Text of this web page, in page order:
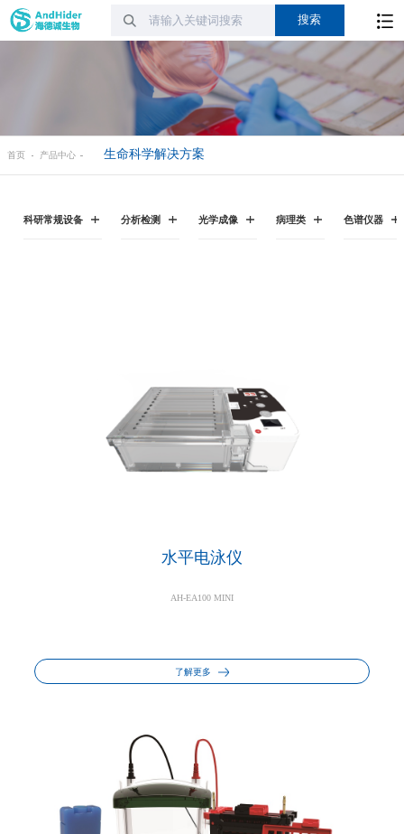
首页 产品中心 生命科学解决方案
科研常规设备 分析检测 光学成像 病理类 色谱仪器
水平电泳仪
AH-EA100 MINI
了解更多